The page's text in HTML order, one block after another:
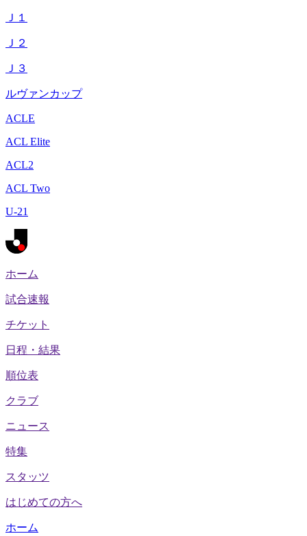
Ｊ１
Ｊ２
Ｊ３
ルヴァンカップ
ACLE
ACL Elite
ACL2
ACL Two
U-21
ホーム
試合速報
チケット
日程・結果
順位表
クラブ
ニュース
特集
スタッツ
はじめての方へ
ホーム